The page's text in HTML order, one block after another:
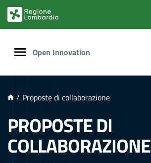
PRINCIPALE
Open Innovation
/ Proposte di collaborazione
PROPOSTE DI
COLLABORAZIONE